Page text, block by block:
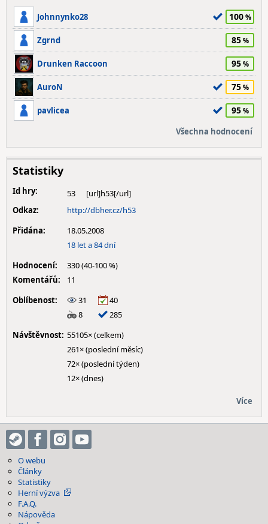
Johnnynko28 100
Zgrnd 85
Drunken Raccoon 95
AuroN 75
pavlicea 95
Všechna hodnocení
Statistiky
Id hry:
53
Odkaz:
http://dbher.cz/h53
Přidána:
18.05.2008
18 let a 84 dní
Hodnocení:
330 (40-100 %)
Komentářů:
11
Oblíbenost:
31
40
8
285
Návštěvnost: 55105× (celkem)
261× (poslední měsíc)
72× (poslední týden)
12× (dnes)
Více
O webu
Články
Statistiky
Herní výzva
F.A.Q.
Nápověda